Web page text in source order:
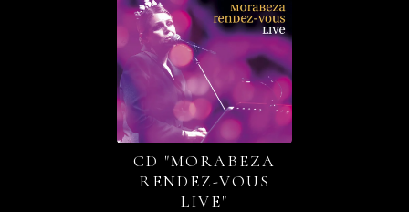
CD "MORABEZA
RENDEZ-VOUS
LIVE"